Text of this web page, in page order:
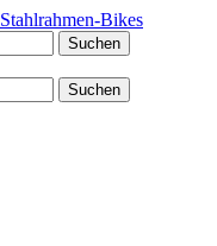
Stahlrahmen-Bikes
Suchen
Suchen